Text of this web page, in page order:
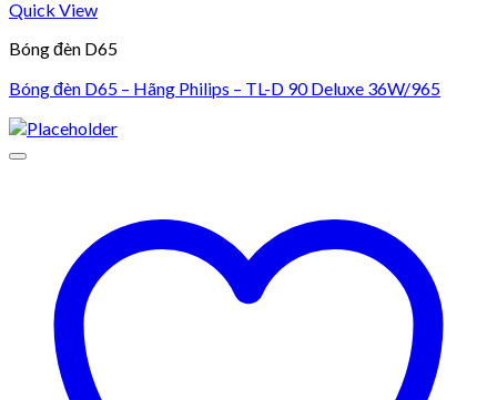
Quick View
Bóng đèn D65
Bóng đèn D65 – Hãng Philips – TL-D 90 Deluxe 36W/965